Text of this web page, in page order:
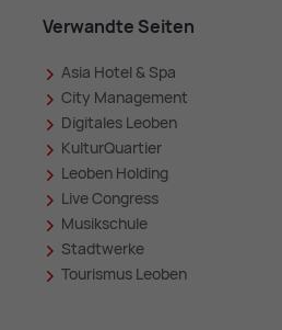
Verwandte Seiten
Asia Hotel & Spa
City Management
Digitales Leoben
KulturQuartier
Leoben Holding
Live Congress
Musikschule
Stadtwerke
Tourismus Leoben